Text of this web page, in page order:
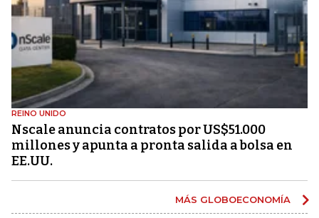
REINO UNIDO
Nscale anuncia contratos por US$51.000
millones y apunta a pronta salida a bolsa en
EE.UU.
MÁS GLOBOECONOMÍA